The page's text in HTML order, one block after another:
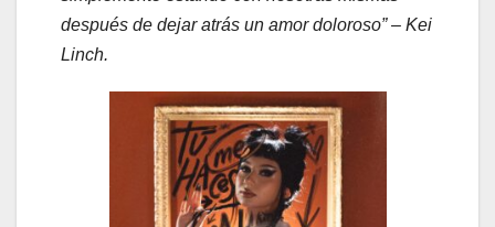
después de dejar atrás un amor doloroso” – Kei
Linch.